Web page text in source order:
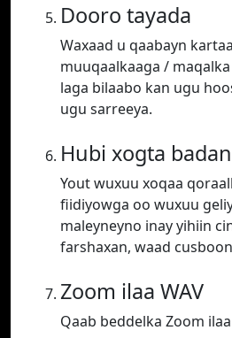
Dooro tayada
Waxaad u qaabayn
muuqaalkaaga /
laga bilaabo kan ugu
ugu sarreeya.
Hubi xogta badan
Yout wuxuu xoqaa
fiidiyowga oo wuxuu
maleyneyno inay yihiin
farshaxan, waad
Zoom ilaa WAV
Qaab beddelka Zoom ilaa